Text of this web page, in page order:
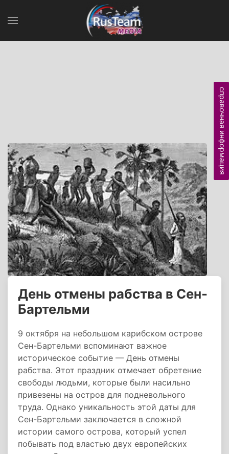
День отмены рабства в Сен-
Бартельми
9 октября на небольшом карибском острове
Сен-Бартельми вспоминают важное
историческое событие — День отмены
рабства. Этот праздник отмечает обретение
свободы людьми, которые были насильно
привезены на остров для подневольного
труда. Однако уникальность этой даты для
Сен-Бартельми заключается в сложной
истории самого острова, который успел
побывать под властью двух европейских
справочная информация